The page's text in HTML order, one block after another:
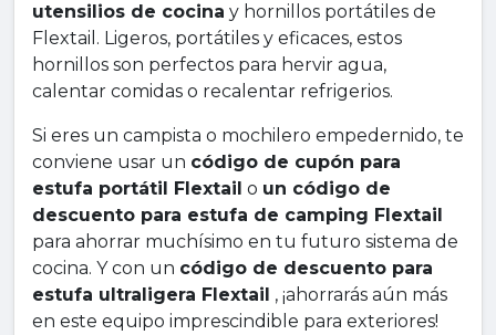
utensilios de cocina y hornillos portátiles de
Flextail. Ligeros, portátiles y eficaces, estos
hornillos son perfectos para hervir agua,
calentar comidas o recalentar refrigerios.
Si eres un campista o mochilero empedernido, te
conviene usar un código de cupón para
estufa portátil Flextail o un código de
descuento para estufa de camping Flextail
para ahorrar muchísimo en tu futuro sistema de
cocina. Y con un código de descuento para
estufa ultraligera Flextail , ¡ahorrarás aún más
en este equipo imprescindible para exteriores!